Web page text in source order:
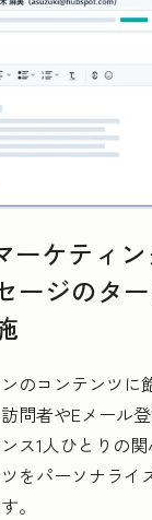
ーケティ
ージのタ
のコンテンツに
問者やEメール
ス1人ひとりの
をパーソナライ
。